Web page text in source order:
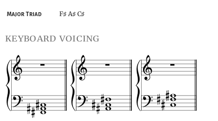
Major Triad F♯ A♯ C♯
keyboard voicing